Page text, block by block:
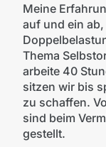
Meine
auf und ein
Thema
arbeite 40
sitzen wir bis
zu schaffen.
sind beim
gestellt.